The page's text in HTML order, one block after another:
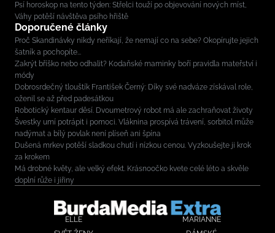
Psí horoskop na tento týden: Střelci touží po objevování nových míst,
Váhy potěší návštěva psího hřiště
Doporučené články
Proč Skandinávky nikdy neříkají, že nemají co na sebe? Okopírujte jejich
šatník a pochopíte...
Zakrýt bříško nebo odhalit? Kodaňské maminky boří pravidla mateřství i
módy
Dobrosrdečný tlouštík František Černý: Díky své nadváze získával role,
oženil se až před padesátkou
Robotický kentaur děsí. Dvoumetrový robot má ale zachraňovat životy
Švestky umí potrápit i pomoci. Vláknina prospívá trávení, sorbitol může
nadýmat a bílý povlak není plíseň ani špína
Dušená mrkev potěší sladkou chutí i nízkou cenou. Vyzkoušejte ji krok
za krokem
Má drobné květy, ale velký efekt. Krásnoočko kvete celé léto a skvěle
doplní růže i jiřiny
ELLE
MARIANNE